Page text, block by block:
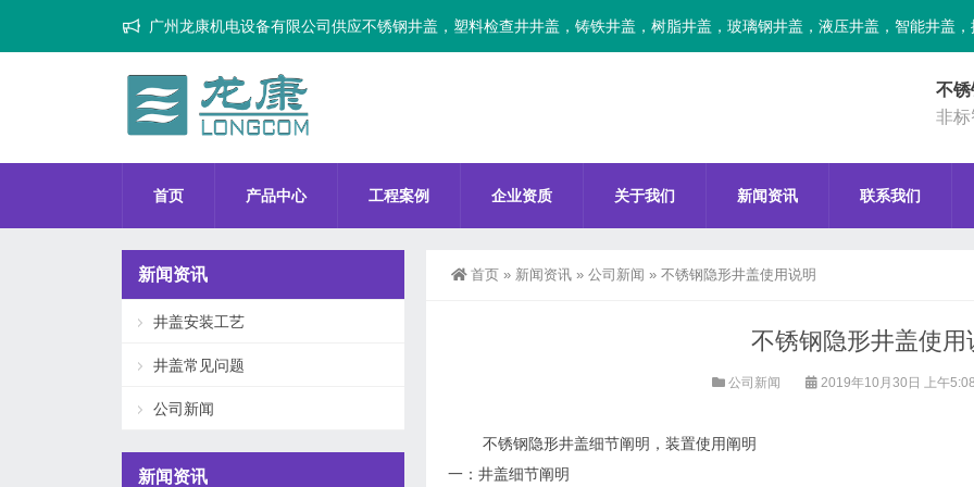
广州龙康机电设备有限公司供应不锈钢井盖，塑料检查井井盖，铸铁井盖，树脂井盖，玻璃钢井盖，液压井盖，智能井盖
不
非
首页 产品中心 工程案例 企业资质 关于我们 新闻资讯 联系我们
首页 » 新闻资讯 » 公司新闻 » 不锈钢隐形井盖使用说明
不锈钢隐形井盖使用
公司新闻 2019年10月30日 上午
不锈钢隐形井盖细节阐明，装置使用阐明
一：井盖细节阐明
新闻资讯
井盖安装工艺
井盖常见问题
公司新闻
新闻资讯